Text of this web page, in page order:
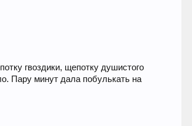
гвоздики, щепотку душистого
Пару минут дала побулькать на